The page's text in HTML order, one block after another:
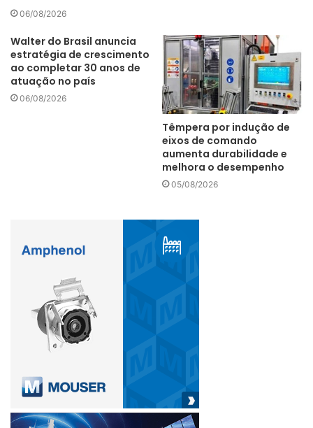
06/08/2026
Walter do Brasil anuncia
estratégia de crescimento
ao completar 30 anos de
atuação no país
06/08/2026
Têmpera por indução de
eixos de comando
aumenta durabilidade e
melhora o desempenho
05/08/2026